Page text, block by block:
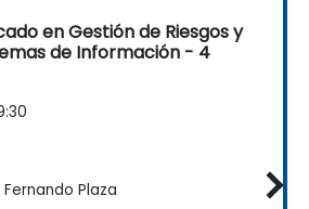
en Gestión de Riesgos y
de Información - 4
Plaza